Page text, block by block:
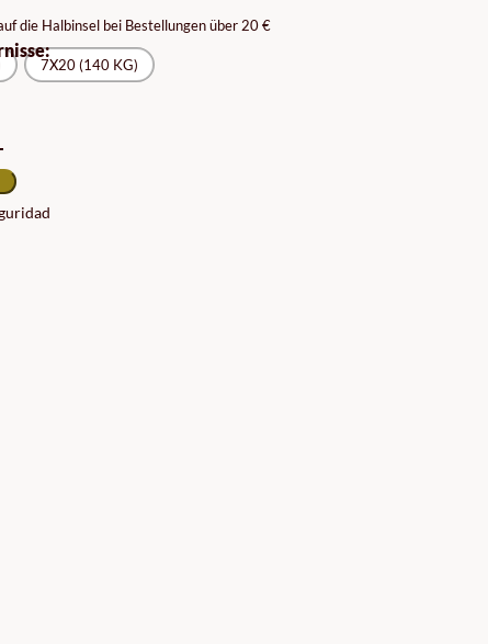
die Halbinsel bei Bestellungen über 20 €
7X20 (140 KG)